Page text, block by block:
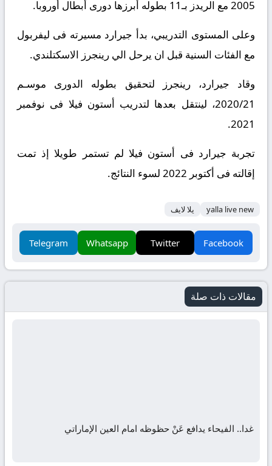
2005 مع الريدز بـ11 بطوله أبرزها دورى أبطال أوروبا.
وعلى المستوى التدريبي، بدأ جيرارد مسيرته فى ليفربول
مع الفئات السنية قبل ان يرحل الي رينجرز الاسكتلندي.
وقاد جيرارد، رينجرز لتحقيق بطوله الدورى موسـم
2020/21، لينتقل بعدها لتدريب أستون فيلا فى نوفمبر
2021.
تجربة جيرارد فى أستون فيلا لم تستمر طويلا إذ تمت
إقالته فى أكتوبر 2022 لسوء النتائج.
yalla live new يلا لايف
Facebook
Twitter
Whatsapp
Telegram
مقالات ذات صلة
غدا.. الفيحاء يدافع عَنْ حظوظه امام العين الإماراتي